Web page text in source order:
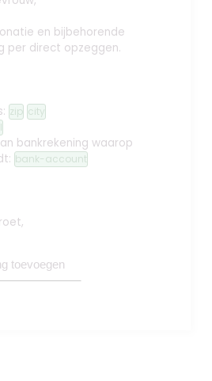
en bijbehorende
per direct opzeggen.
zip city
bankrekening waarop
bank-account
toevoegen